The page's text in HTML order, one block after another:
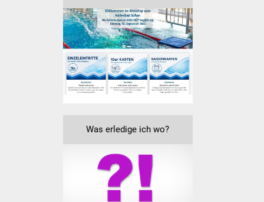
Kinder und Jugendliche
Schülerferienprogramm
Migration und Integration
Ukraine-Hilfe
Wohnen
Bauen in Süßen
Was erledige ich wo?